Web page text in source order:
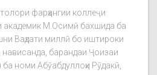
фарҳангии коллеҷи
академик М.Осимӣ бахшида ба
Ваҳдати миллӣ бо иштироки
барандаи Ҷоизаи
номи Абӯабдуллоҳи Рӯдакӣ,